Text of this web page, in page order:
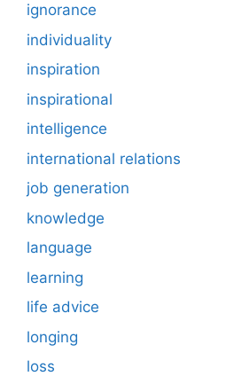
ignorance
individuality
inspiration
inspirational
intelligence
international relations
job generation
knowledge
language
learning
life advice
longing
loss